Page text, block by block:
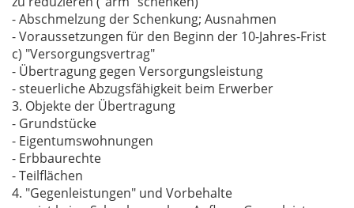
- Abschmelzung der Schenkung; Ausnahmen
- Voraussetzungen für den Beginn der 10-Jahres-Frist
c) "Versorgungsvertrag"
- Übertragung gegen Versorgungsleistung
- steuerliche Abzugsfähigkeit beim Erwerber
3. Objekte der Übertragung
- Grundstücke
- Eigentumswohnungen
- Erbbaurechte
- Teilflächen
4. "Gegenleistungen" und Vorbehalte